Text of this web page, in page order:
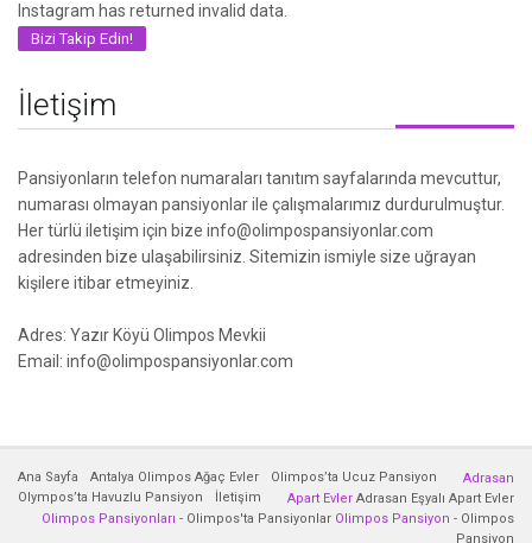
Instagram has returned invalid data.
Bizi Takip Edin!
İletişim
Pansiyonların telefon numaraları tanıtım sayfalarında mevcuttur,
numarası olmayan pansiyonlar ile çalışmalarımız durdurulmuştur.
Her türlü iletişim için bize info@olimpospansiyonlar.com
adresinden bize ulaşabilirsiniz. Sitemizin ismiyle size uğrayan
kişilere itibar etmeyiniz.
Adres: Yazır Köyü Olimpos Mevkii
Email: info@olimpospansiyonlar.com
Ana Sayfa Antalya Olimpos Ağaç Evler
Olimpos’ta Ucuz Pansiyon
Olympos’ta Havuzlu Pansiyon
İletişim
Adrasan
Apart Evler Adrasan Eşyalı Apart Evler
Olimpos Pansiyonları - Olimpos'ta Pansiyonlar Olimpos Pansiyon - Olimpos
Pansiyon